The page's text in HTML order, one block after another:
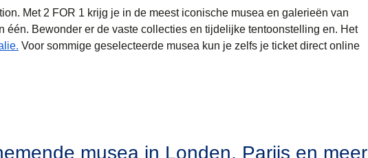
Met 2 FOR 1 krijg je in de meest iconische musea en galerieën van
één. Bewonder er de vaste collecties en tijdelijke tentoonstelling en. Het
Voor sommige geselecteerde musea kun je zelfs je ticket direct online
musea in Londen, Parijs en meer